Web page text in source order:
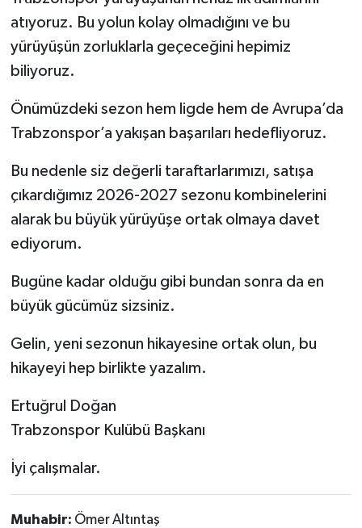
atıyoruz. Bu yolun kolay olmadığını ve bu
yürüyüşün zorluklarla geçeceğini hepimiz
biliyoruz.
Önümüzdeki sezon hem ligde hem de Avrupa’da
Trabzonspor’a yakışan başarıları hedefliyoruz.
Bu nedenle siz değerli taraftarlarımızı, satışa
çıkardığımız 2026-2027 sezonu kombinelerini
alarak bu büyük yürüyüşe ortak olmaya davet
ediyorum.
Bugüne kadar olduğu gibi bundan sonra da en
büyük gücümüz sizsiniz.
Gelin, yeni sezonun hikayesine ortak olun, bu
hikayeyi hep birlikte yazalım.
Ertuğrul Doğan
Trabzonspor Kulübü Başkanı
İyi çalışmalar.
Muhabir: Ömer Altıntaş